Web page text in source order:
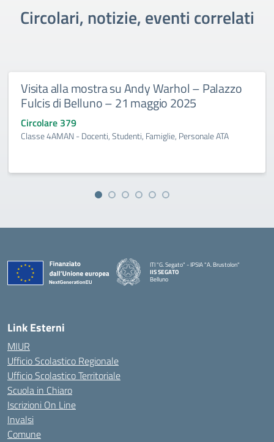
Circolari, notizie, eventi correlati
Visita alla mostra su Andy Warhol – Palazzo
Fulcis di Belluno – 21 maggio 2025
Circolare 379
Classe 4AMAN - Docenti, Studenti, Famiglie, Personale ATA
ITI "G. Segato" - IPSIA "A. Brustolon"
IIS SEGATO
Belluno
Link Esterni
MIUR
Ufficio Scolastico Regionale
Ufficio Scolastico Territoriale
Scuola in Chiaro
Iscrizioni On Line
Invalsi
Comune